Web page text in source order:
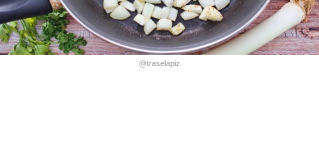
@traselapiz